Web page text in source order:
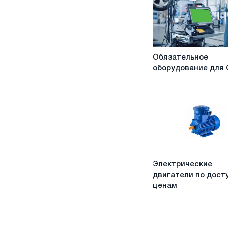
Обязательное
оборудование
Обязательное
оборудование
Электрические
двигатели
по
доступным
Электрические
двигатели по
ценам